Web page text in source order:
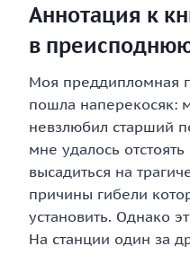
Аннотация к
в
Моя преддипломная
пошла наперекосяк:
невзлюбил старший
мне удалось
высадиться на
причины гибели
установить. Однако
На станции один за